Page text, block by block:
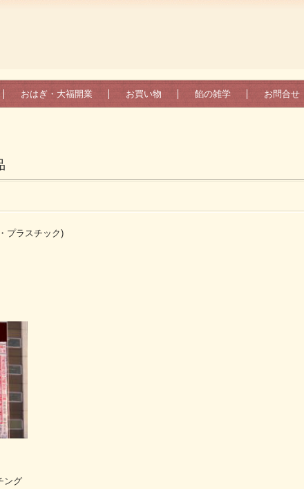
おはぎ・大福開業 お買い物 餡の雑学 お問合せ
プラスチック)
ング